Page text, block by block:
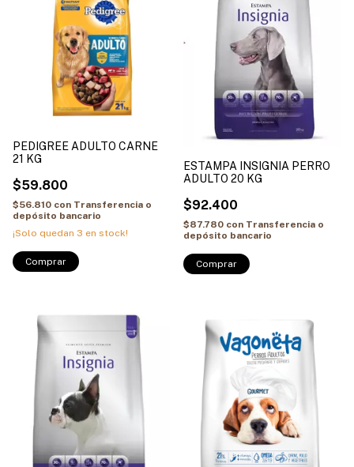
PEDIGREE ADULTO CARNE
21 KG
$59.800
$56.810 con Transferencia o
depósito bancario
¡Solo quedan 3 en stock!
ESTAMPA INSIGNIA PERRO
ADULTO 20 KG
$92.400
$87.780 con Transferencia o
depósito bancario